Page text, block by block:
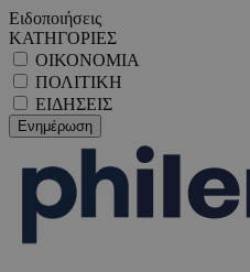
Ειδοποιήσεις
ΚΑΤΗΓΟΡΙΕΣ
ΟΙΚΟΝΟΜΙΑ
ΠΟΛΙΤΙΚΗ
ΕΙΔΗΣΕΙΣ